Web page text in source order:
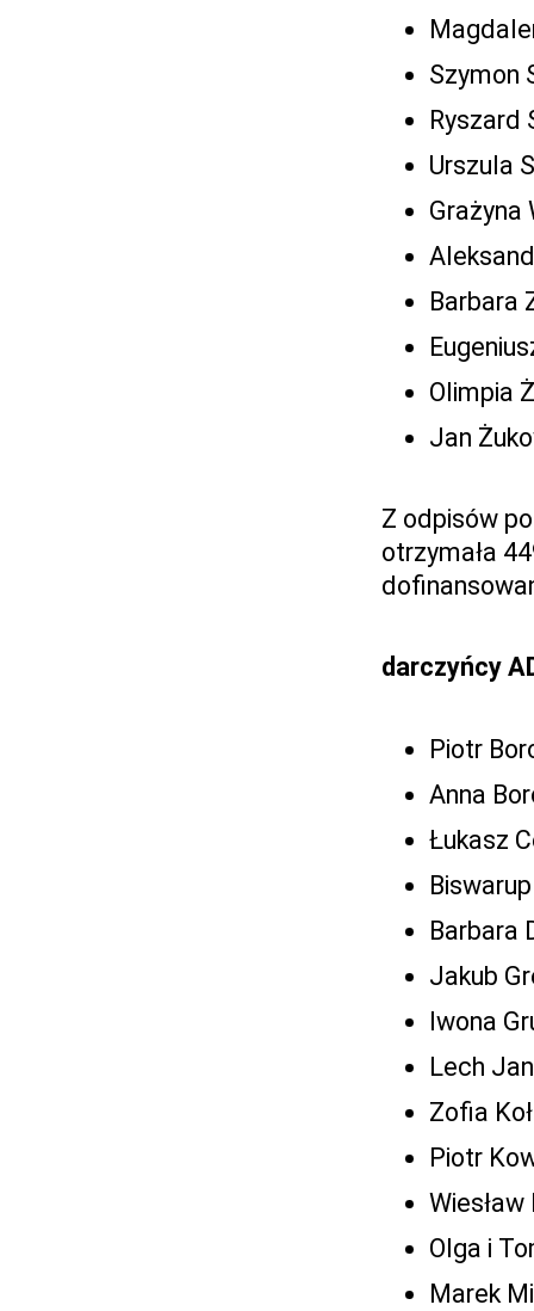
Szymon
Ryszard
Urszula
Grażyna
Barbara
Olimpia
Jan
Z odpisów
otrzymała
darczyńcy
Piotr
Anna
Łukasz
Barbara
Jakub
Iwona
Lech
Zofia
Piotr
Olga i
Marek